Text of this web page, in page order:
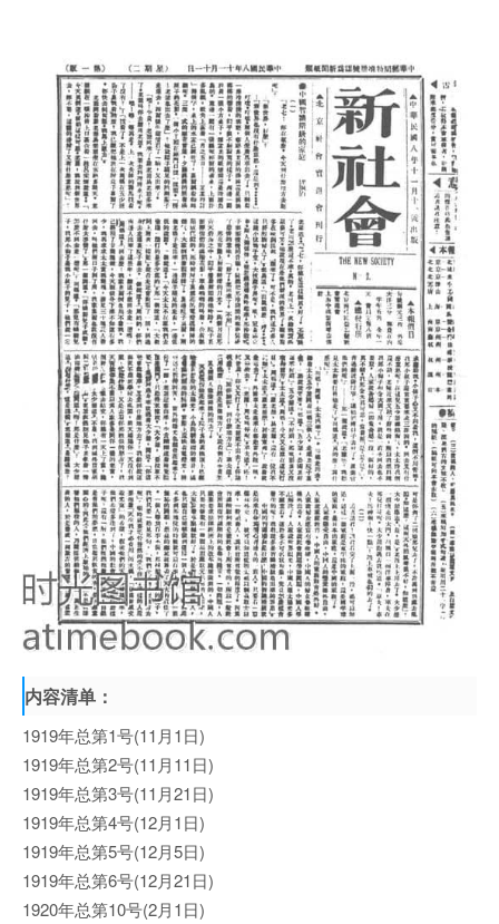
内容清单：
1919年总第1号(11月1日)
1919年总第2号(11月11日)
1919年总第3号(11月21日)
1919年总第4号(12月1日)
1919年总第5号(12月5日)
1919年总第6号(12月21日)
1920年总第10号(2月1日)